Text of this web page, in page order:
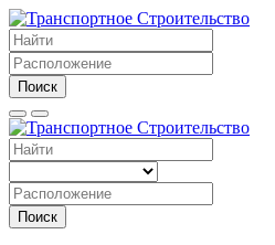
Поиск
Поиск